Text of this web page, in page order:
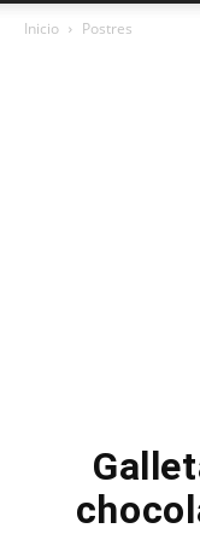
Inicio Postres